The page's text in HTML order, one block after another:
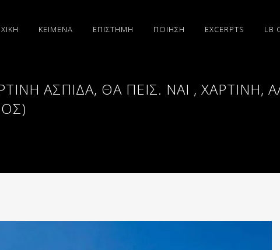
ΚΕΙΜΕΝΑ ΕΠΙΣΤΗΜΗ ΠΟΙΗΣΗ EXCERPTS LB
ΑΣΠΊΔΑ, ΘΑ ΠΕΙΣ. ΝΑΙ , ΧΆΡΤΙΝΗ,